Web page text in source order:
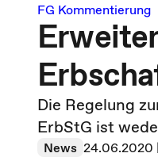
FG Kommentierung
Die Regelung
ErbStG ist
News 24.06.2020